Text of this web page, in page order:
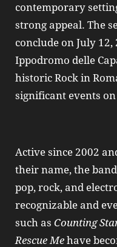
contemporary
strong appeal. The
conclude on July 12,
Ippodromo delle
historic Rock in
significant events
Active since 2002
their name, the
pop, rock, and
recognizable and
such as Counting
Rescue Me have